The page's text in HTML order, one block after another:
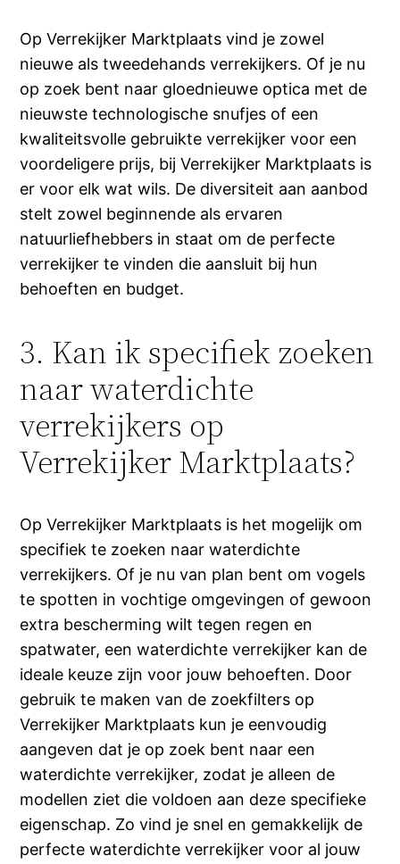
Op Verrekijker Marktplaats vind je zowel
nieuwe als tweedehands verrekijkers. Of je nu
op zoek bent naar gloednieuwe optica met de
nieuwste technologische snufjes of een
kwaliteitsvolle gebruikte verrekijker voor een
voordeligere prijs, bij Verrekijker Marktplaats is
er voor elk wat wils. De diversiteit aan aanbod
stelt zowel beginnende als ervaren
natuurliefhebbers in staat om de perfecte
verrekijker te vinden die aansluit bij hun
behoeften en budget.
3. Kan ik specifiek zoeken
naar waterdichte
verrekijkers op
Verrekijker Marktplaats?
Op Verrekijker Marktplaats is het mogelijk om
specifiek te zoeken naar waterdichte
verrekijkers. Of je nu van plan bent om vogels
te spotten in vochtige omgevingen of gewoon
extra bescherming wilt tegen regen en
spatwater, een waterdichte verrekijker kan de
ideale keuze zijn voor jouw behoeften. Door
gebruik te maken van de zoekfilters op
Verrekijker Marktplaats kun je eenvoudig
aangeven dat je op zoek bent naar een
waterdichte verrekijker, zodat je alleen de
modellen ziet die voldoen aan deze specifieke
eigenschap. Zo vind je snel en gemakkelijk de
perfecte waterdichte verrekijker voor al jouw